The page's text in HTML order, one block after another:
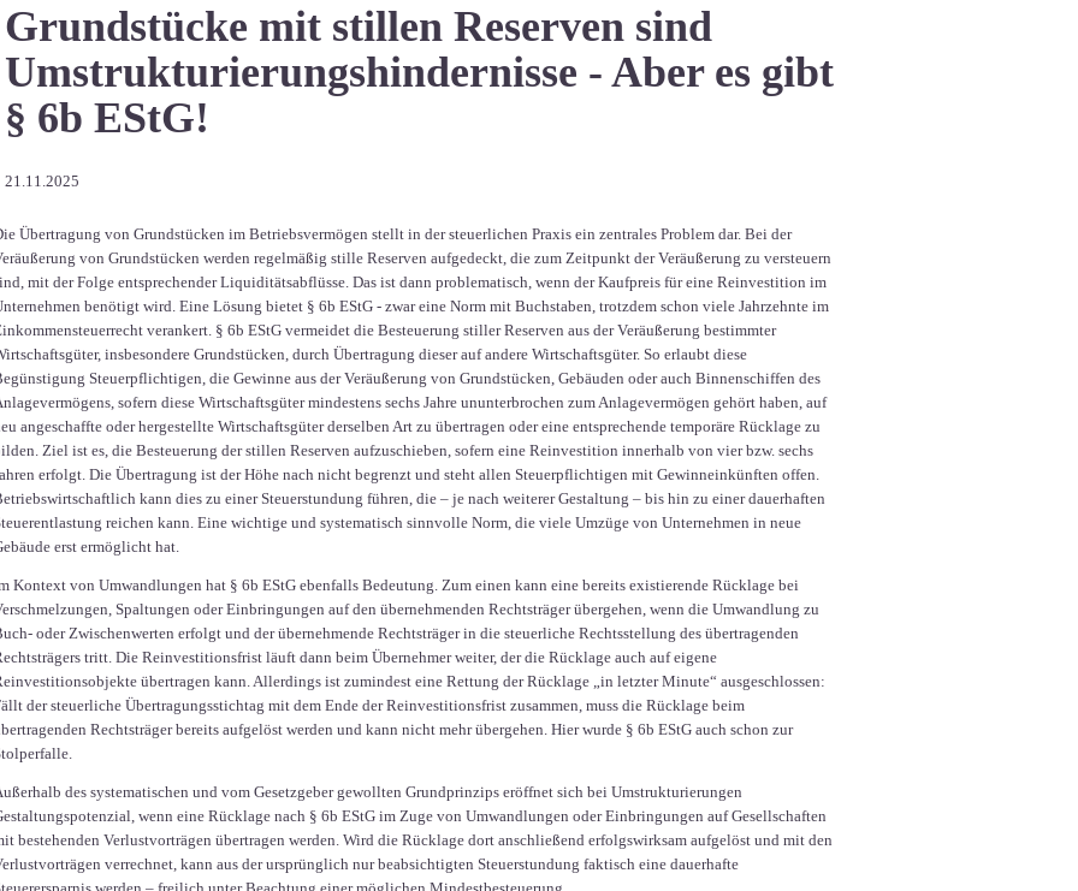
Grundstücke mit stillen Reserven sind
Umstrukturierungshindernisse - Aber es gibt
§ 6b EStG!
21.11.2025
Übertragung von Grundstücken im Betriebsvermögen stellt in der steuerlichen Praxis ein zentrales Problem dar. Bei der
von Grundstücken werden regelmäßig stille Reserven aufgedeckt, die zum Zeitpunkt der Veräußerung zu versteuern
mit der Folge entsprechender Liquiditätsabflüsse. Das ist dann problematisch, wenn der Kaufpreis für eine Reinvestition im
benötigt wird. Eine Lösung bietet § 6b EStG - zwar eine Norm mit Buchstaben, trotzdem schon viele Jahrzehnte im
verankert. § 6b EStG vermeidet die Besteuerung stiller Reserven aus der Veräußerung bestimmter
insbesondere Grundstücken, durch Übertragung dieser auf andere Wirtschaftsgüter. So erlaubt diese
Steuerpflichtigen, die Gewinne aus der Veräußerung von Grundstücken, Gebäuden oder auch Binnenschiffen des
sofern diese Wirtschaftsgüter mindestens sechs Jahre ununterbrochen zum Anlagevermögen gehört haben, auf
angeschaffte oder hergestellte Wirtschaftsgüter derselben Art zu übertragen oder eine entsprechende temporäre Rücklage zu
Ziel ist es, die Besteuerung der stillen Reserven aufzuschieben, sofern eine Reinvestition innerhalb von vier bzw. sechs
erfolgt. Die Übertragung ist der Höhe nach nicht begrenzt und steht allen Steuerpflichtigen mit Gewinneinkünften offen.
kann dies zu einer Steuerstundung führen, die – je nach weiterer Gestaltung – bis hin zu einer dauerhaften
reichen kann. Eine wichtige und systematisch sinnvolle Norm, die viele Umzüge von Unternehmen in neue
erst ermöglicht hat.
Kontext von Umwandlungen hat § 6b EStG ebenfalls Bedeutung. Zum einen kann eine bereits existierende Rücklage bei
Spaltungen oder Einbringungen auf den übernehmenden Rechtsträger übergehen, wenn die Umwandlung zu
oder Zwischenwerten erfolgt und der übernehmende Rechtsträger in die steuerliche Rechtsstellung des übertragenden
tritt. Die Reinvestitionsfrist läuft dann beim Übernehmer weiter, der die Rücklage auch auf eigene
übertragen kann. Allerdings ist zumindest eine Rettung der Rücklage „in letzter Minute“ ausgeschlossen:
der steuerliche Übertragungsstichtag mit dem Ende der Reinvestitionsfrist zusammen, muss die Rücklage beim
Rechtsträger bereits aufgelöst werden und kann nicht mehr übergehen. Hier wurde § 6b EStG auch schon zur
des systematischen und vom Gesetzgeber gewollten Grundprinzips eröffnet sich bei Umstrukturierungen
wenn eine Rücklage nach § 6b EStG im Zuge von Umwandlungen oder Einbringungen auf Gesellschaften
bestehenden Verlustvorträgen übertragen werden. Wird die Rücklage dort anschließend erfolgswirksam aufgelöst und mit den
verrechnet, kann aus der ursprünglich nur beabsichtigten Steuerstundung faktisch eine dauerhafte